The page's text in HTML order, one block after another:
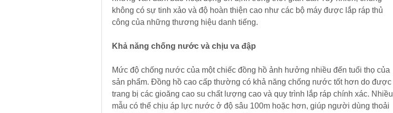
không có sự tinh xảo và độ hoàn thiện cao như các bộ máy được lắp ráp thủ
công của những thương hiệu danh tiếng.
Khả năng chống nước và chịu va đập
Mức độ chống nước của một chiếc đồng hồ ảnh hưởng nhiều đến tuổi thọ của
sản phẩm. Đồng hồ cao cấp thường có khả năng chống nước tốt hơn do được
trang bị các gioăng cao su chất lượng cao và quy trình lắp ráp chính xác. Nhiều
mẫu có thể chịu áp lực nước ở độ sâu 100m hoặc hơn, giúp người dùng thoải